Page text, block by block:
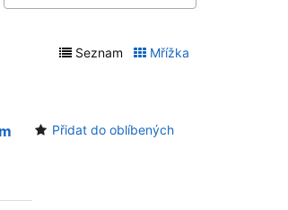
Seznam
Mřížka
Přidat do oblíbených